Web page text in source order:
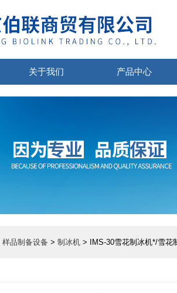
关于我们 产品中心
样品制备设备 > 制冰机 > IMS-30雪花制冰机*/雪花